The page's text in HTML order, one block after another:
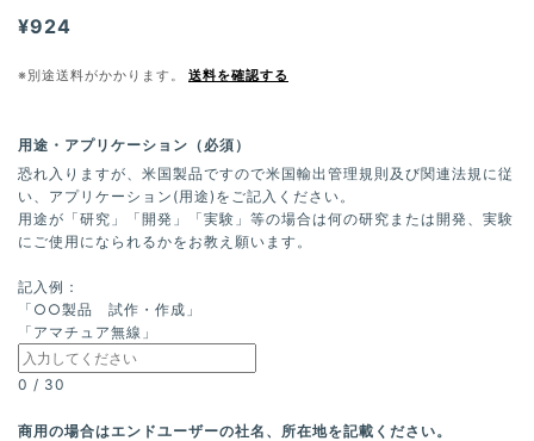
¥924
※別途送料がかかります。 送料を確認する
用途・アプリケーション（必須）
恐れ入りますが、米国製品ですので米国輸出管理規則及び関連法規に従
い、アプリケーション(用途)をご記入ください。
用途が「研究」「開発」「実験」等の場合は何の研究または開発、実験
にご使用になられるかをお教え願います。
記入例：
「○○製品 試作・作成」
「アマチュア無線」
0 / 30
商用の場合はエンドユーザーの社名、所在地を記載ください。